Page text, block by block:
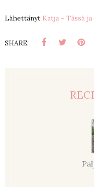
Lähettänyt Katja - Tässä
SHARE: